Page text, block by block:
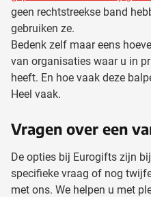
geen rechtstreekse band
gebruiken ze.
Bedenk zelf maar eens
van organisaties waar u in
heeft. En hoe vaak deze
Heel vaak.
Vragen over een
De opties bij Eurogifts zijn
specifieke vraag of nog
met ons. We helpen u met